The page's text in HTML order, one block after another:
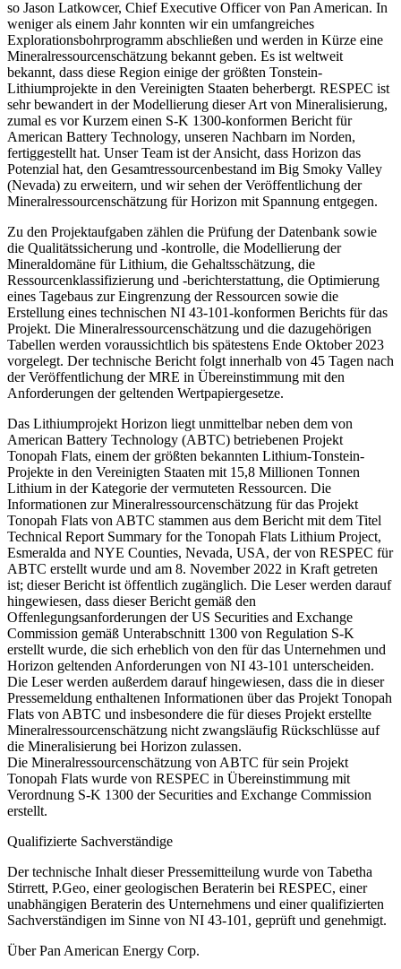
so Jason Latkowcer, Chief Executive Officer von Pan American. In
weniger als einem Jahr konnten wir ein umfangreiches
Explorationsbohrprogramm abschließen und werden in Kürze eine
Mineralressourcenschätzung bekannt geben. Es ist weltweit
bekannt, dass diese Region einige der größten Tonstein-
Lithiumprojekte in den Vereinigten Staaten beherbergt. RESPEC ist
sehr bewandert in der Modellierung dieser Art von Mineralisierung,
zumal es vor Kurzem einen S-K 1300-konformen Bericht für
American Battery Technology, unseren Nachbarn im Norden,
fertiggestellt hat. Unser Team ist der Ansicht, dass Horizon das
Potenzial hat, den Gesamtressourcenbestand im Big Smoky Valley
(Nevada) zu erweitern, und wir sehen der Veröffentlichung der
Mineralressourcenschätzung für Horizon mit Spannung entgegen.
Zu den Projektaufgaben zählen die Prüfung der Datenbank sowie
die Qualitätssicherung und -kontrolle, die Modellierung der
Mineraldomäne für Lithium, die Gehaltsschätzung, die
Ressourcenklassifizierung und -berichterstattung, die Optimierung
eines Tagebaus zur Eingrenzung der Ressourcen sowie die
Erstellung eines technischen NI 43-101-konformen Berichts für das
Projekt. Die Mineralressourcenschätzung und die dazugehörigen
Tabellen werden voraussichtlich bis spätestens Ende Oktober 2023
vorgelegt. Der technische Bericht folgt innerhalb von 45 Tagen nach
der Veröffentlichung der MRE in Übereinstimmung mit den
Anforderungen der geltenden Wertpapiergesetze.
Das Lithiumprojekt Horizon liegt unmittelbar neben dem von
American Battery Technology (ABTC) betriebenen Projekt
Tonopah Flats, einem der größten bekannten Lithium-Tonstein-
Projekte in den Vereinigten Staaten mit 15,8 Millionen Tonnen
Lithium in der Kategorie der vermuteten Ressourcen. Die
Informationen zur Mineralressourcenschätzung für das Projekt
Tonopah Flats von ABTC stammen aus dem Bericht mit dem Titel
Technical Report Summary for the Tonopah Flats Lithium Project,
Esmeralda and NYE Counties, Nevada, USA, der von RESPEC für
ABTC erstellt wurde und am 8. November 2022 in Kraft getreten
ist; dieser Bericht ist öffentlich zugänglich. Die Leser werden darauf
hingewiesen, dass dieser Bericht gemäß den
Offenlegungsanforderungen der US Securities and Exchange
Commission gemäß Unterabschnitt 1300 von Regulation S-K
erstellt wurde, die sich erheblich von den für das Unternehmen und
Horizon geltenden Anforderungen von NI 43-101 unterscheiden.
Die Leser werden außerdem darauf hingewiesen, dass die in dieser
Pressemeldung enthaltenen Informationen über das Projekt Tonopah
Flats von ABTC und insbesondere die für dieses Projekt erstellte
Mineralressourcenschätzung nicht zwangsläufig Rückschlüsse auf
die Mineralisierung bei Horizon zulassen.
Die Mineralressourcenschätzung von ABTC für sein Projekt
Tonopah Flats wurde von RESPEC in Übereinstimmung mit
Verordnung S-K 1300 der Securities and Exchange Commission
erstellt.
Qualifizierte Sachverständige
Der technische Inhalt dieser Pressemitteilung wurde von Tabetha
Stirrett, P.Geo, einer geologischen Beraterin bei RESPEC, einer
unabhängigen Beraterin des Unternehmens und einer qualifizierten
Sachverständigen im Sinne von NI 43-101, geprüft und genehmigt.
Über Pan American Energy Corp.